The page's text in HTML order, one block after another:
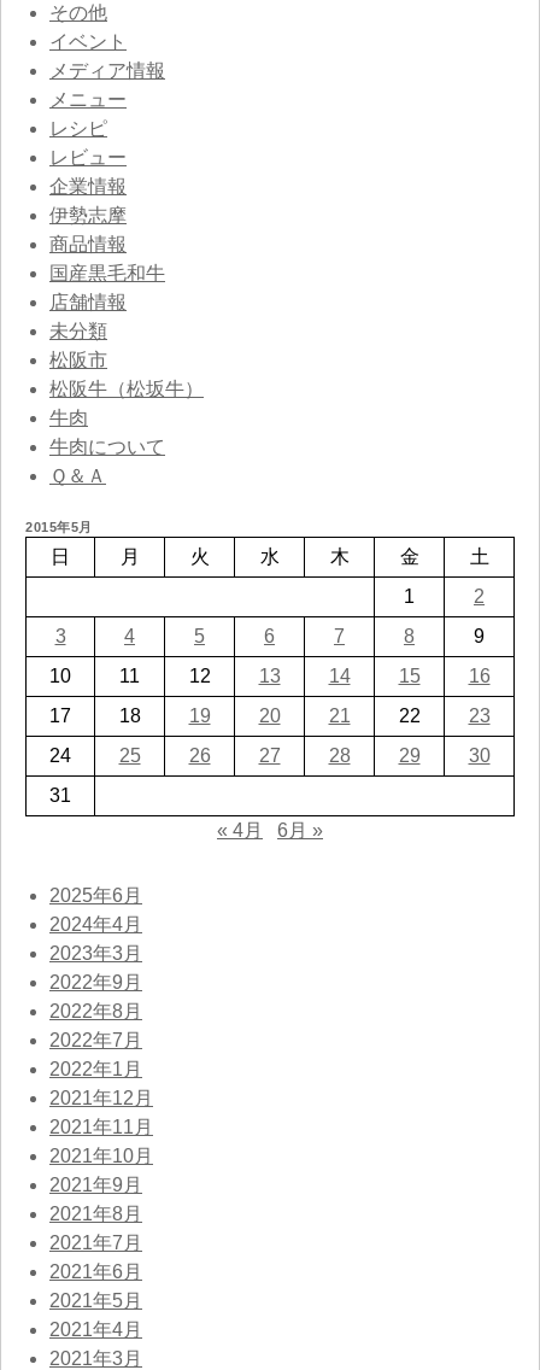
その他
イベント
メディア情報
メニュー
レシピ
レビュー
企業情報
伊勢志摩
商品情報
国産黒毛和牛
店舗情報
未分類
松阪市
松阪牛（松坂牛）
牛肉
牛肉について
Ｑ＆Ａ
2015年5月
日 月 火 水 木 金
土
1
2
3
4 5 6 7 8
9
10
11 12 13 14 15
16
17
18 19 20 21 22
23
24
25 26 27 28 29
30
31
« 4月
6月 »
2025年6月
2024年4月
2023年3月
2022年9月
2022年8月
2022年7月
2022年1月
2021年12月
2021年11月
2021年10月
2021年9月
2021年8月
2021年7月
2021年6月
2021年5月
2021年4月
2021年3月